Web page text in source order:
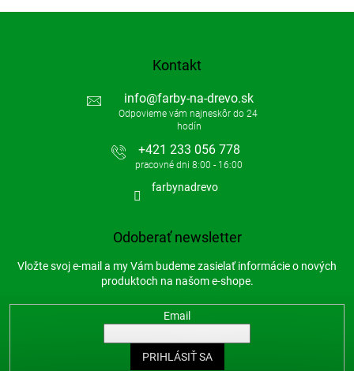
Kontakt
info@farby-na-drevo.sk
+421 233 056 778
farbynadrevo
Odoberať newsletter
Vložte svoj e-mail a my Vám budeme zasielať informácie o nových
produktoch na našom e-shope.
Email
PRIHLÁSIŤ SA